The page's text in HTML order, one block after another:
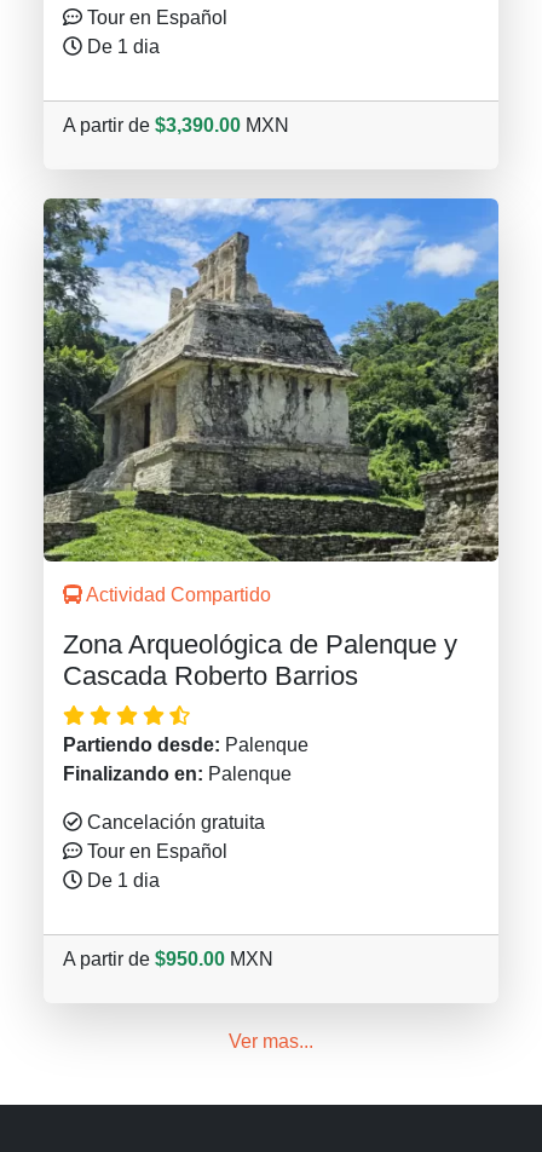
Tour en Español
De 1 dia
A partir de $3,390.00 MXN
Actividad Compartido
Zona Arqueológica de Palenque y
Cascada Roberto Barrios
Partiendo desde: Palenque
Finalizando en: Palenque
Cancelación gratuita
Tour en Español
De 1 dia
A partir de $950.00 MXN
Ver mas...